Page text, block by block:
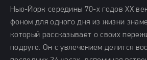
Нью-Йорк середины 70-х годов XX
фоном для одного дня из жизни
который рассказывает о своих
подруге. Он с увлечением делится